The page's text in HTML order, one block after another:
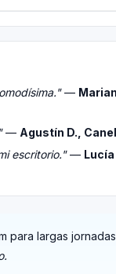
—
— Agustín D.,
escritorio."— Lucía
para largas